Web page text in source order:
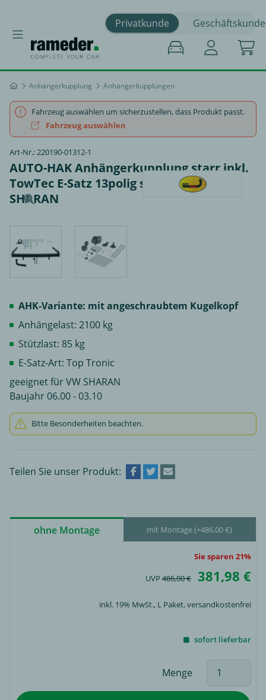
Privatkunde Geschäftskunde
Anhängerkupplung Anhängerkupplungen
Fahrzeug auswählen um sicherzustellen, dass Produkt passt.
Fahrzeug auswählen
Art-Nr.: 220190-01312-1
AUTO-HAK Anhängerkupplung starr inkl.
TowTec E-Satz 13polig spezifisch - VW
SHARAN
AHK-Variante: mit angeschraubtem Kugelkopf
Anhängelast: 2100 kg
Stützlast: 85 kg
E-Satz-Art: Top Tronic
geeignet für VW SHARAN
Baujahr 06.00 - 03.10
Bitte Besonderheiten beachten.
Teilen Sie unser Produkt:
ohne Montage mit Montage (+486,00 €)
Sie sparen 21%
UVP 486,00 € 381,98 €
inkl. 19% MwSt., L Paket, versandkostenfrei
sofort lieferbar
Menge